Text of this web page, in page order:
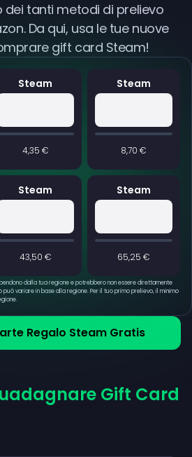
Regalo Steam Gratis
Steam
4,35 €
Steam
8,70 €
Steam
43,50 €
Steam
65,25 €
dalla tua regione e potrebbero non essere direttamente
può variare in base alla regione. Per il tuo primo prelievo, il minimo
dei tanti metodi di prelievo
Da qui, usa le tue nuove
gift card Steam!
Gift Card